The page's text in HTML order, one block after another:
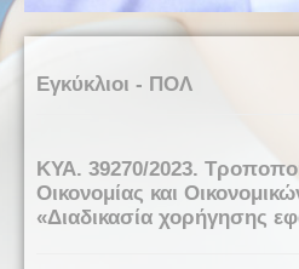
Εγκύκλιοι - ΠΟΛ
ΚΥΑ. 39270/2023.
Οικονομίας και
«Διαδικασία χορήγησης